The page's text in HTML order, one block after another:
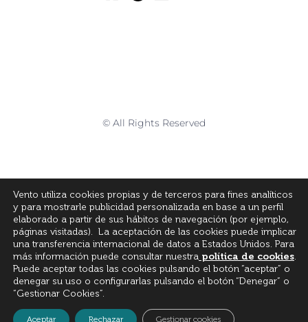
© All Rights Reserved
Vento utiliza cookies propias y de terceros para fines analíticos
y para mostrarle publicidad personalizada en base a un perfil
elaborado a partir de sus hábitos de navegación (por ejemplo,
páginas visitadas). La aceptación de las cookies puede implicar
una transferencia internacional de datos a Estados Unidos. Para
más información puede consultar nuestra política de cookies.
Puede aceptar todas las cookies pulsando el botón “aceptar” o
denegar su uso o configurarlas pulsando el botón “Denegar” o
“Gestionar Cookies”.
Aceptar Rechazar Gestionar cookies